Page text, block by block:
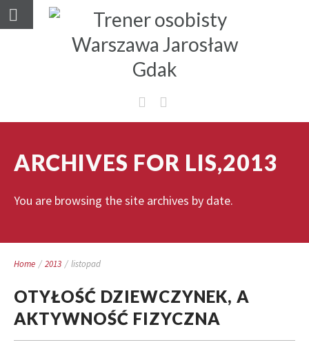
ARCHIVES FOR LIS,2013
You are browsing the site archives by date.
Home / 2013 / listopad
OTYŁOŚĆ DZIEWCZYNEK, A
AKTYWNOŚĆ FIZYCZNA